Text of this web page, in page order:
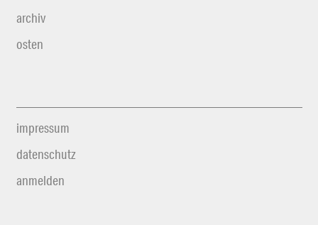
archiv
osten
impressum
datenschutz
anmelden